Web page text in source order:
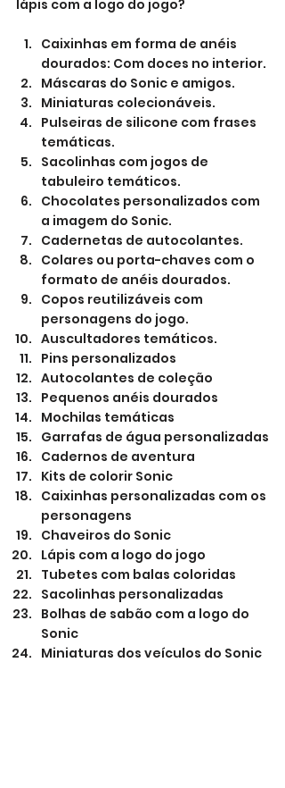
lápis com a logo do jogo?
Caixinhas em forma de anéis
dourados: Com doces no interior.
Máscaras do Sonic e amigos.
Miniaturas colecionáveis.
Pulseiras de silicone com frases
temáticas.
Sacolinhas com jogos de
tabuleiro temáticos.
Chocolates personalizados com
a imagem do Sonic.
Cadernetas de autocolantes.
Colares ou porta-chaves com o
formato de anéis dourados.
Copos reutilizáveis com
personagens do jogo.
Auscultadores temáticos.
Pins personalizados
Autocolantes de coleção
Pequenos anéis dourados
Mochilas temáticas
Garrafas de água personalizadas
Cadernos de aventura
Kits de colorir Sonic
Caixinhas personalizadas com os
personagens
Chaveiros do Sonic
Lápis com a logo do jogo
Tubetes com balas coloridas
Sacolinhas personalizadas
Bolhas de sabão com a logo do
Sonic
Miniaturas dos veículos do Sonic